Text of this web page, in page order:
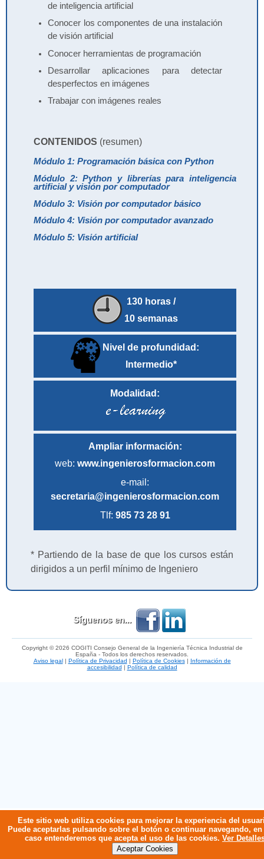
Este sitio web utiliza cookies para mejorar la experiencia del
Puede aceptarlas pulsando sobre el botón o continuar navegando,
caso entenderemos que acepta el uso de las cookies. Ver
de inteligencia artificial
Conocer los componentes de una instalación
de visión artificial
Conocer herramientas de programación
Desarrollar aplicaciones para detectar
desperfectos en imágenes
Trabajar con imágenes reales
CONTENIDOS (resumen)
Módulo 1: Programación básica con Python
Módulo 2: Python y librerías para inteligencia
artificial y visión por computador
Módulo 3: Visión por computador básico
Módulo 4: Visión por computador avanzado
Módulo 5: Visión artificial
130 horas /
10 semanas
Nivel de profundidad:
Intermedio*
Modalidad:
Ampliar información:
web: www.ingenierosformacion.com
e-mail:
secretaria@ingenierosformacion.com
Tlf: 985 73 28 91
* Partiendo de la base de que los cursos están
dirigidos a un perfil mínimo de Ingeniero
Síguenos en...
Copyright © 2026 COGITI Consejo General de la Ingeniería Técnica Industrial de
España - Todos los derechos reservados.
Aviso legal
Política de Privacidad Política de Cookies|
Información de
accesibilidad
Política de calidad